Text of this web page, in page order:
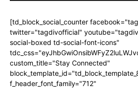
[td_block_social_counter
twitter="tagdivofficial"
social-boxed td-social-font-icons"
custom_title="Stay Connected"
f_header_font_family="712"